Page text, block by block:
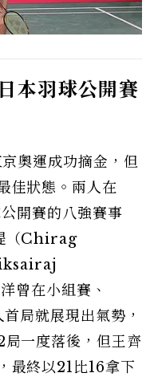
本羽球公開賽
奧運成功摘金，但
佳狀態。兩人在
開賽的八強賽事
（Chirag
曾在小組賽、
局就展現出氣勢，
一度落後，但王齊
最終以21比16拿下